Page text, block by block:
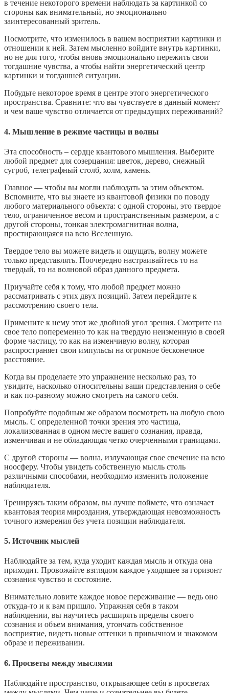
в течение некоторого времени наблюдать за картинкой со
стороны как внимательный, но эмоционально
заинтересованный зритель.
Посмотрите, что изменилось в вашем восприятии картинки и
отношении к ней. Затем мысленно войдите внутрь картинки,
но не для того, чтобы вновь эмоционально пережить свои
тогдашние чувства, а чтобы найти энергетический центр
картинки и тогдашней ситуации.
Побудьте некоторое время в центре этого энергетического
пространства. Сравните: что вы чувствуете в данный момент
и чем ваше чувство отличается от предыдущих переживаний?
4. Мышление в режиме частицы и волны
Эта способность – сердце квантового мышления. Выберите
любой предмет для созерцания: цветок, дерево, снежный
сугроб, телеграфный столб, холм, камень.
Главное — чтобы вы могли наблюдать за этим объектом.
Вспомните, что вы знаете из квантовой физики по поводу
любого материального объекта: с одной стороны, это твердое
тело, ограниченное весом и пространственным размером, а с
другой стороны, тонкая электромагнитная волна,
простирающаяся на всю Вселенную.
Твердое тело вы можете видеть и ощущать, волну можете
только представлять. Поочередно настраивайтесь то на
твердый, то на волновой образ данного предмета.
Приучайте себя к тому, что любой предмет можно
рассматривать с этих двух позиций. Затем перейдите к
рассмотрению своего тела.
Примените к нему этот же двойной угол зрения. Смотрите на
свое тело попеременно то как на твердую неизменную в своей
форме частицу, то как на изменчивую волну, которая
распространяет свои импульсы на огромное бесконечное
расстояние.
Когда вы проделаете это упражнение несколько раз, то
увидите, насколько относительны ваши представления о себе
и как по-разному можно смотреть на самого себя.
Попробуйте подобным же образом посмотреть на любую свою
мысль. С определенной точки зрения это частица,
локализованная в одном месте вашего сознания, правда,
изменчивая и не обладающая четко очерченными границами.
С другой стороны — волна, излучающая свое свечение на всю
ноосферу. Чтобы увидеть собственную мысль столь
различными способами, необходимо изменить положение
наблюдателя.
Тренируясь таким образом, вы лучше поймете, что означает
квантовая теория мироздания, утверждающая невозможность
точного измерения без учета позиции наблюдателя.
5. Источник мыслей
Наблюдайте за тем, куда уходит каждая мысль и откуда она
приходит. Провожайте взглядом каждое уходящее за горизонт
сознания чувство и состояние.
Внимательно ловите каждое новое переживание — ведь оно
откуда-то и к вам пришло. Упражняя себя в таком
наблюдении, вы научитесь расширять пределы своего
сознания и объем внимания, утончать собственное
восприятие, видеть новые оттенки в привычном и знакомом
образе и переживании.
6. Просветы между мыслями
Наблюдайте пространство, открывающее себя в просветах